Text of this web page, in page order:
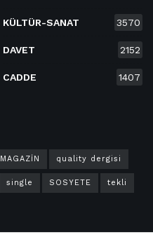
KÜLTÜR-SANAT 3570
DAVET 2152
CADDE 1407
MAGAZİN quality dergisi
single SOSYETE tekli